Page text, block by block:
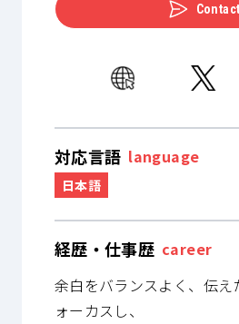
Contact
対応言語 language
日本語
経歴・仕事歴 career
余白をバランスよく、伝え
ォーカスし、